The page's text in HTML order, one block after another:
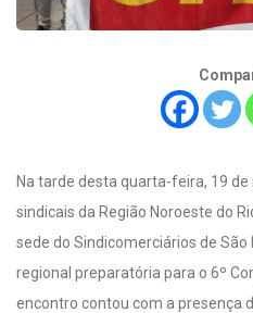
Na tarde desta quarta-feira, 19
sindicais da Região Noroeste do
sede do Sindicomerciários de
regional preparatória para o 6º
encontro contou com a presença